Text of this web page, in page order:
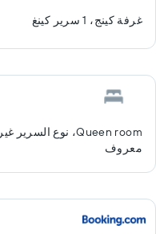
غرفة كينج، 1 سرير كينغ
Queen room، نوع السرير غير
معروف